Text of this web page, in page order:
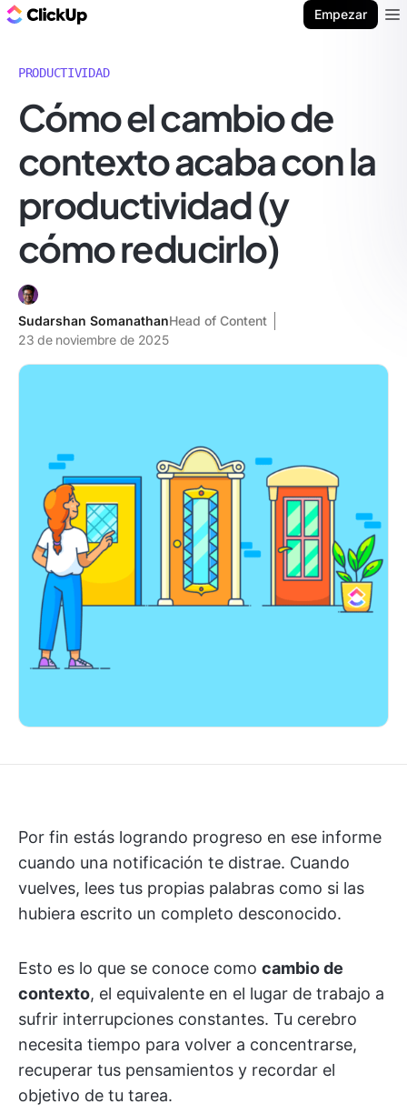
Empezar
PRODUCTIVIDAD
Cómo el cambio de
contexto acaba con la
productividad (y
cómo reducirlo)
Sudarshan SomanathanHead of Content
23 de noviembre de 2025
Por fin estás logrando progreso en ese informe
cuando una notificación te distrae. Cuando
vuelves, lees tus propias palabras como si las
hubiera escrito un completo desconocido.
Esto es lo que se conoce como cambio de
contexto, el equivalente en el lugar de trabajo a
sufrir interrupciones constantes. Tu cerebro
necesita tiempo para volver a concentrarse,
recuperar tus pensamientos y recordar el
objetivo de tu tarea.